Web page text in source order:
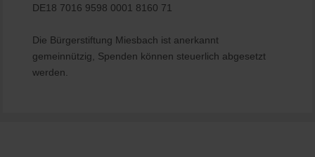
DE18 7016 9598 0001 8160 71
Die Bürgerstiftung Miesbach ist anerkannt
gemeinnützig, Spenden können steuerlich abgesetzt
werden.